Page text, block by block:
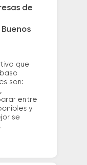
de
que
son:
entre
y
se